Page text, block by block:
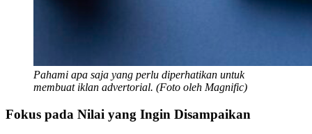
Pahami apa saja yang perlu diperhatikan untuk
membuat iklan advertorial. (Foto oleh Magnific)
Fokus pada Nilai yang Ingin Disampaikan